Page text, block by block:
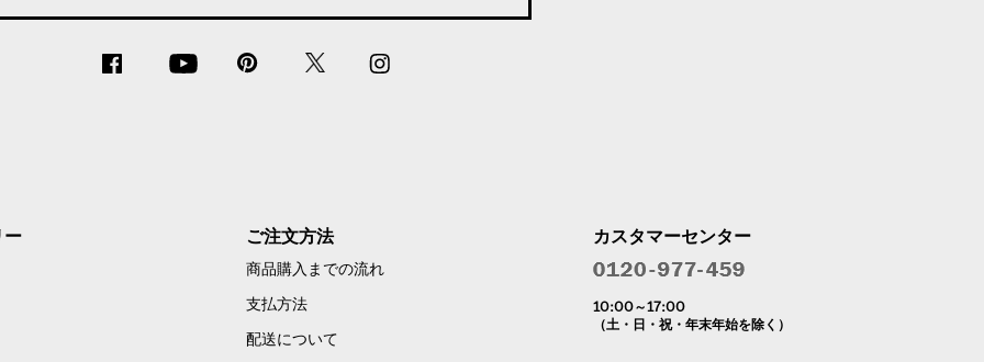
ー ご注文方法
商品購入までの流れ
支払方法
配送について
カスタマーセンター
10:00～17:00
（土・日・祝・年末年始を除く）